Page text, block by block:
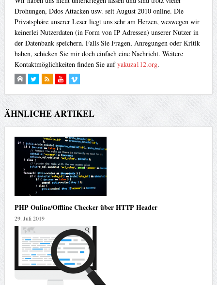
Drohungen, Ddos Attacken usw. seit August 2010 online. Die
Privatsphäre unserer Leser liegt uns sehr am Herzen, weswegen wir
keinerlei Nutzerdaten (in Form von IP Adressen) unserer Nutzer in
der Datenbank speichern. Falls Sie Fragen, Anregungen oder Kritik
haben, schicken Sie mir doch einfach eine Nachricht. Weitere
Kontaktmöglichkeiten finden Sie aufyakuza112.org.
ÄHNLICHE ARTIKEL
PHP Online/Offline Checker über HTTP Header
29. Juli 2019